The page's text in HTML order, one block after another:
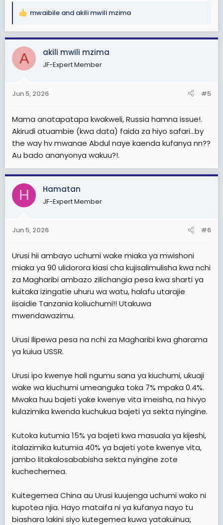
R
a
c
i
s
mwaibile and akili mwili mzima
A akili mwili mzima
JF-Expert Member
Jun 5, 2026 #5
Mama anatapatapa kwakweli, Russia hamna issue!.
Akirudi atuambie (kwa data) faida za hiyo safari...by
the way hv mwanae Abdul naye kaenda kufanya nn??
Au bado ananyonya wakuu?!.
H Hamatan
JF-Expert Member
Jun 5, 2026 #6
Urusi hii ambayo uchumi wake miaka ya mwishoni
miaka ya 90 ulidorora kiasi cha kujisalimulisha kwa nchi
za Magharibi ambazo zilichangia pesa kwa sharti ya
kuitaka izingatie uhuru wa watu, halafu utarajie
iisaidie Tanzania koliuchumi!! Utakuwa
mwendawazimu.
Urusi Ilipewa pesa na nchi za Magharibi kwa gharama
ya kuiua USSR.
Urusi ipo kwenye hali ngumu sana ya kiuchumi, ukuaji
wake wa kiuchumi umeanguka toka 7% mpaka 0.4%.
Mwaka huu bajeti yake kwenye vita imeisha, na hivyo
kulazimika kwenda kuchukua bajeti ya sekta nyingine.
Kutoka kutumia 15% ya bajeti kwa masuala ya kijeshi,
italazimika kutumia 40% ya bajeti yote kwenye vita,
jambo litakalosababisha sekta nyingine zote
kuchechemea.
Kuitegemea China au Urusi kuujenga uchumi wako ni
kupotea njia. Hayo mataifa ni ya kufanya nayo tu
biashara lakini siyo kutegemea kuwa yatakuinua,